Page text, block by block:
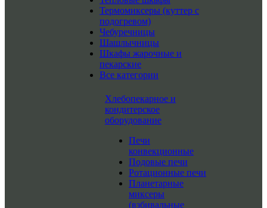
Термомиксеры (куттер с
подогревом)
Чебуречницы
Шашлычницы
Шкафы жарочные и
пекарские
Все категории
Хлебопекарное и
кондитерское
оборудование
Печи
конвекционные
Подовые печи
Ротационные печи
Планетарные
миксеры
(взбивальные